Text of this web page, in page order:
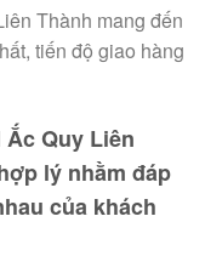
Thành mang đến
tiến độ giao hàng
Quy Liên
lý nhằm đáp
của khách